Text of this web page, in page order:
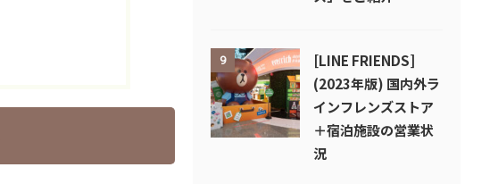
9
[LINE FRIENDS]
(2023年版) 国内外ラ
インフレンズストア
＋宿泊施設の営業状
況